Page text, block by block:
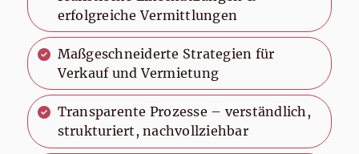
erfolgreiche Vermittlungen
Maßgeschneiderte Strategien für
Verkauf und Vermietung
Transparente Prozesse – verständlich,
strukturiert, nachvollziehbar